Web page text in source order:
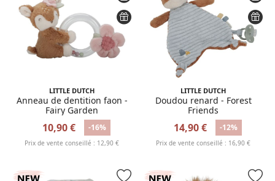
LITTLE DUTCH
Anneau de dentition faon -
Fairy Garden
10,90 € -16%
Prix de vente conseillé : 12,90 €
LITTLE DUTCH
Doudou renard - Forest
Friends
14,90 € -12%
Prix de vente conseillé : 16,90 €